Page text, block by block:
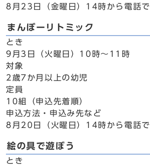
8月23日（金曜日）14時から電話で
まんぼーリトミック
とき
9月3日（火曜日）10時～11時
対象
2歳7か月以上の幼児
定員
10組（申込先着順）
申込方法・申込み先など
8月20日（火曜日）14時から電話で
絵の具で遊ぼう
とき